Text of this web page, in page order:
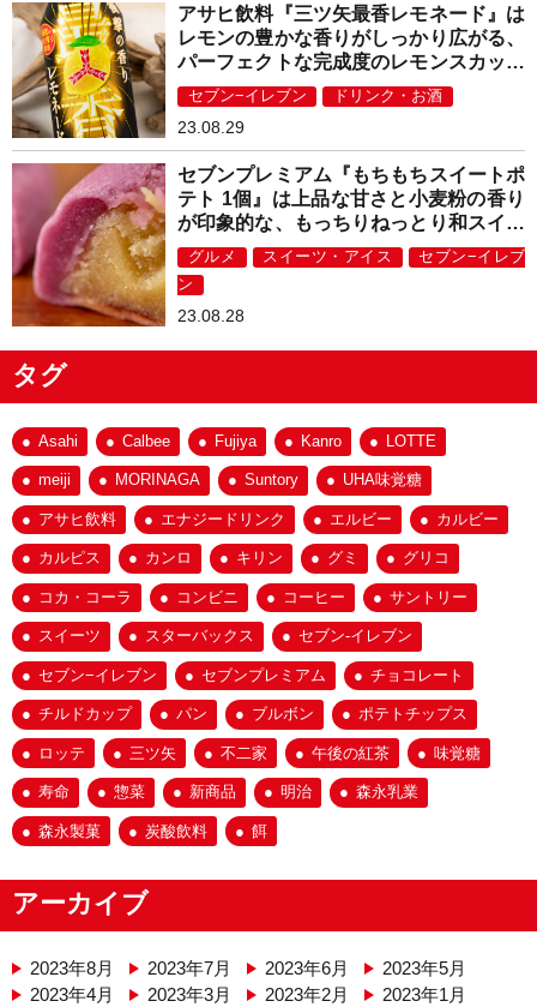
アサヒ飲料『三ツ矢最香レモネード』は
レモンの豊かな香りがしっかり広がる、
パーフェクトな完成度のレモンスカッシ
ュ！
セブン−イレブン ドリンク・お酒
23.08.29
セブンプレミアム『もちもちスイートポ
テト 1個』は上品な甘さと小麦粉の香り
が印象的な、もっちりねっとり和スイー
ツ！
グルメ スイーツ・アイス
セブン−イレブ
ン
23.08.28
タグ
Asahi Calbee Fujiya Kanro LOTTE
meiji MORINAGA Suntory UHA味覚糖
アサヒ飲料 エナジードリンク エルビー カルビー
カルピス カンロ キリン グミ グリコ
コカ・コーラ コンビニ コーヒー サントリー
スイーツ スターバックス セブン-イレブン
セブン−イレブン セブンプレミアム チョコレート
チルドカップ パン ブルボン ポテトチップス
ロッテ 三ツ矢 不二家 午後の紅茶 味覚糖
寿命 惣菜 新商品 明治 森永乳業
森永製菓 炭酸飲料 餌
アーカイブ
2023年8月 2023年7月 2023年6月
2023年5月
2023年4月
2023年3月 2023年2月
2023年1月